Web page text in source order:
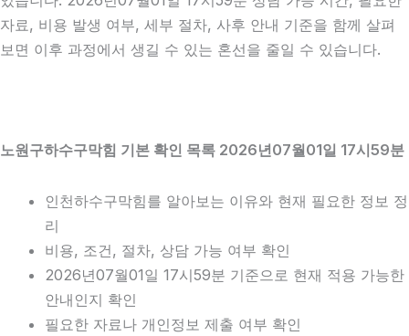
자료, 비용 발생 여부, 세부 절차, 사후 안내 기준을 함께 살펴
보면 이후 과정에서 생길 수 있는 혼선을 줄일 수 있습니다.
노원구하수구막힘 기본 확인 목록 2026년07월01일 17시59분
인천하수구막힘를 알아보는 이유와 현재 필요한 정보 정
리
비용, 조건, 절차, 상담 가능 여부 확인
2026년07월01일 17시59분 기준으로 현재 적용 가능한
안내인지 확인
필요한 자료나 개인정보 제출 여부 확인